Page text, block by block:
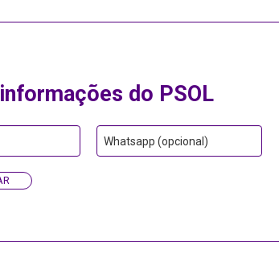
do PSOL
Whatsapp (opcional)